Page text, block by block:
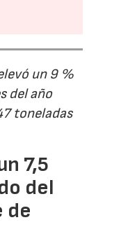
un 9 %
del año
toneladas
7,5
del
de